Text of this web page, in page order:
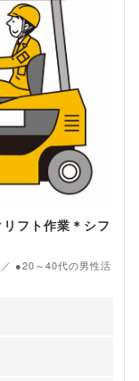
フト作業＊シフ
●20～40代の男性活